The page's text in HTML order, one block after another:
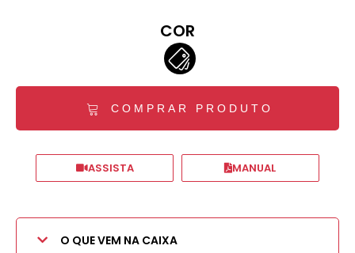
COR
COMPRAR PRODUTO
ASSISTA MANUAL
O QUE VEM NA CAIXA